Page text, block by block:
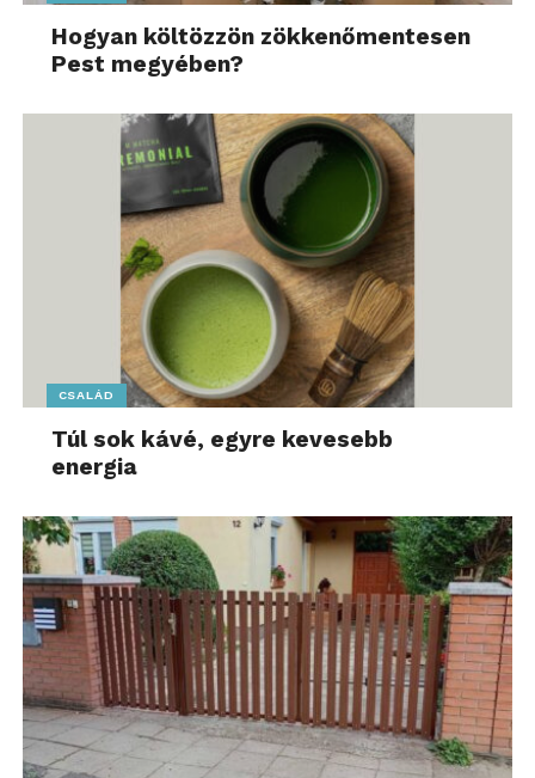
Hogyan költözzön zökkenőmentesen
Pest megyében?
CSALÁD
Túl sok kávé, egyre kevesebb
energia